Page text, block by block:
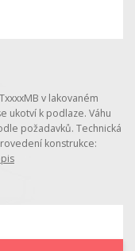
v lakovaném
ukotví k podlaze. Váhu
požadavků. Technická
konstrukce: